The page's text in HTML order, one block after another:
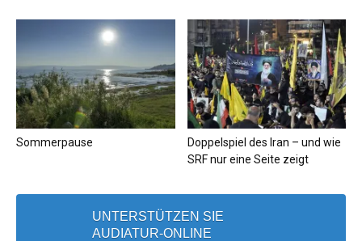
Sommerpause
Doppelspiel des Iran – und wie
SRF nur eine Seite zeigt
UNTERSTÜTZEN SIE
AUDIATUR-ONLINE